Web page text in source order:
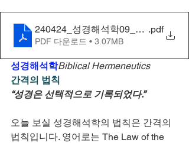
240424_성경해석학09_간격의 법칙
.pdf
PDF 다운로드 • 3.07MB
성경해석학Biblical Hermeneutics
간격의 법칙
“성경은 선택적으로 기록되었다.”
오늘 보실 성경해석학의 법칙은 간격의
법칙입니다. 영어로는 The Law of the